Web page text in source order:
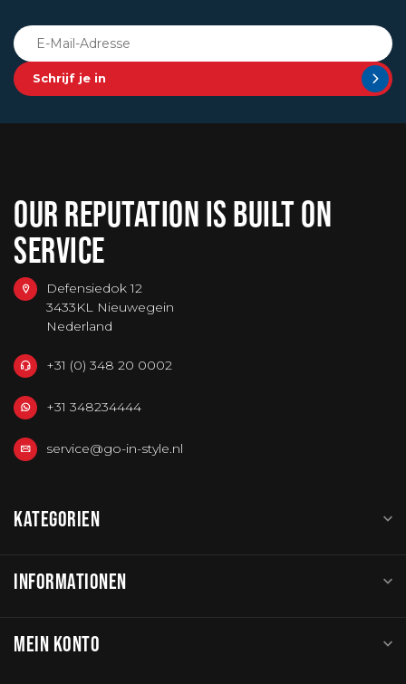
Schrijf je in
OUR REPUTATION IS BUILT ON
SERVICE
Defensiedok 12
3433KL Nieuwegein
Nederland
+31 (0) 348 20 0002
+31 348234444
service@go-in-style.nl
KATEGORIEN
INFORMATIONEN
MEIN KONTO